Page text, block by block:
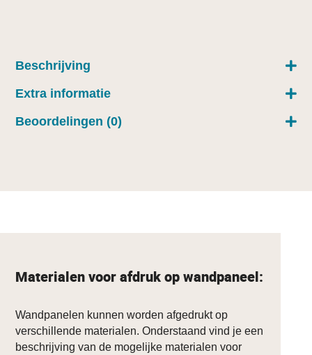
Beschrijving
Extra informatie
Beoordelingen (0)
Materialen voor afdruk op wandpaneel:
Wandpanelen kunnen worden afgedrukt op
verschillende materialen. Onderstaand vind je een
beschrijving van de mogelijke materialen voor